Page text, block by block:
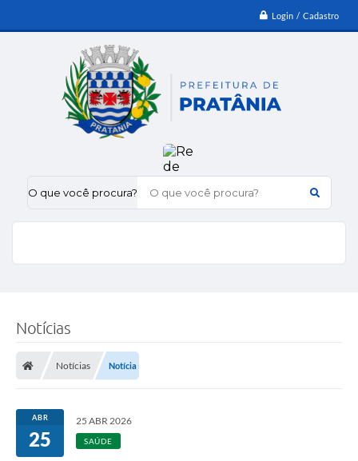
Login / Cadastro
O que você procura?
Notícias
Notícias Notícia
ABR
25
25 ABR 2026
SAÚDE